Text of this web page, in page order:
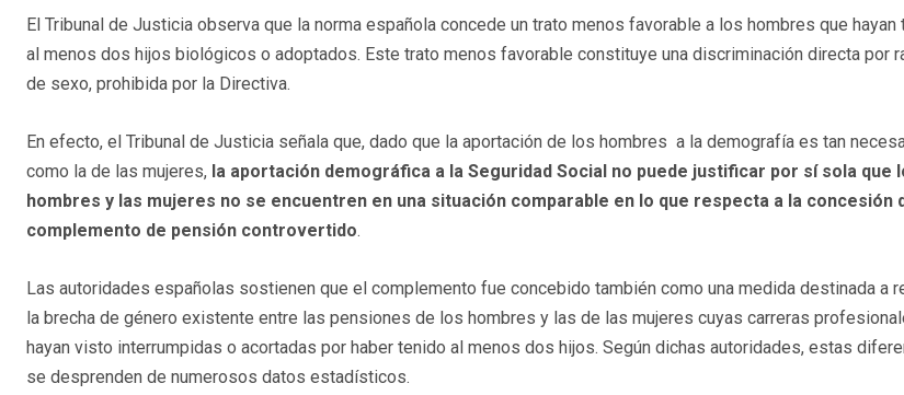
El Tribunal de Justicia observa que la norma española concede un trato menos favorable a los hombres que hayan
al menos dos hijos biológicos o adoptados. Este trato menos favorable constituye una discriminación directa por
de sexo, prohibida por la Directiva.
En efecto, el Tribunal de Justicia señala que, dado que la aportación de los hombres a la demografía es tan
como la de las mujeres, la aportación demográfica a la Seguridad Social no puede justificar por sí sola que
hombres y las mujeres no se encuentren en una situación comparable en lo que respecta a la concesión
complemento de pensión controvertido.
Las autoridades españolas sostienen que el complemento fue concebido también como una medida destinada a
la brecha de género existente entre las pensiones de los hombres y las de las mujeres cuyas carreras
hayan visto interrumpidas o acortadas por haber tenido al menos dos hijos. Según dichas autoridades, estas
se desprenden de numerosos datos estadísticos.